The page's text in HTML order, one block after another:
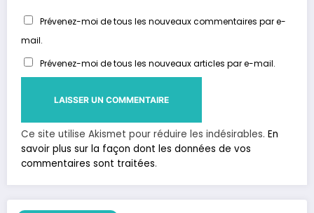
Prévenez-moi de tous les nouveaux commentaires par e-
mail.
Prévenez-moi de tous les nouveaux articles par e-mail.
Ce site utilise Akismet pour réduire les indésirables. En
savoir plus sur la façon dont les données de vos
commentaires sont traitées.